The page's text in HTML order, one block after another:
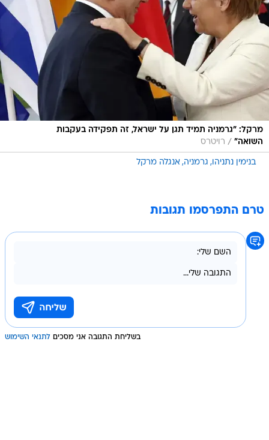
מרקל: "גרמניה תמיד תגן על ישראל, זה תפקידה בעקבות
השואה" / רויטרס
בנימין נתניהו גרמניה אנגלה מרקל
טרם התפרסמו תגובות
בשליחת התגובה אני מסכים לתנאי השימוש